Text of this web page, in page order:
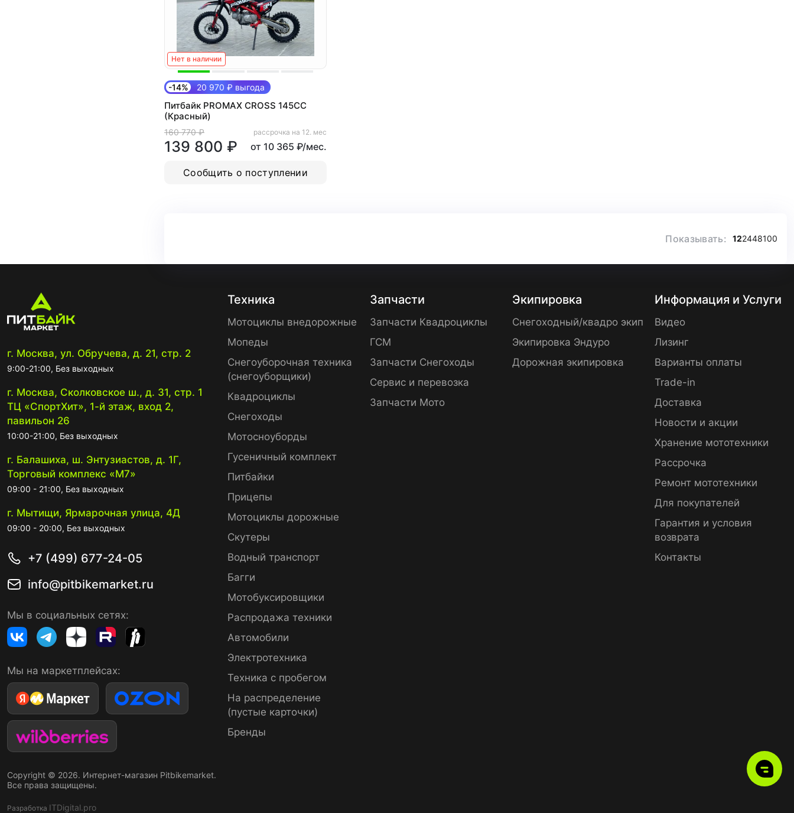
Нет в наличии
-14% 20 970 ₽ выгода
Питбайк PROMAX CROSS 145CC
(Красный)
160 770 ₽
139 800 ₽
рассрочка на 12. мес
от 10 365 ₽/мес.
Сообщить о поступлении
Показывать: 122448100
г. Москва, ул. Обручева, д. 21, стр. 2
9:00-21:00, Без выходных
г. Москва, Сколковское ш., д. 31, стр. 1
ТЦ «СпортХит», 1-й этаж, вход 2,
павильон 26
10:00-21:00, Без выходных
г. Балашиха, ш. Энтузиастов, д. 1Г,
Торговый комплекс «М7»
09:00 - 21:00, Без выходных
г. Мытищи, Ярмарочная улица, 4Д
09:00 - 20:00, Без выходных
+7 (499) 677-24-05
info@pitbikemarket.ru
Мы в социальных сетях:
Мы на маркетплейсах:
Copyright © 2026. Интернет-магазин Pitbikemarket.
Все права защищены.
Разработка ITDigital.pro
Техника
Мотоциклы внедорожные
Мопеды
Снегоуборочная техника
(снегоуборщики)
Квадроциклы
Снегоходы
Мотосноуборды
Гусеничный комплект
Питбайки
Прицепы
Мотоциклы дорожные
Скутеры
Водный транспорт
Багги
Мотобуксировщики
Распродажа техники
Автомобили
Электротехника
Техника с пробегом
На распределение
(пустые карточки)
Бренды
Запчасти
Запчасти Квадроциклы
ГСМ
Запчасти Снегоходы
Сервис и перевозка
Запчасти Мото
Экипировка
Снегоходный/квадро экип
Экипировка Эндуро
Дорожная экипировка
Информация и Услуги
Видео
Лизинг
Варианты оплаты
Trade-in
Доставка
Новости и акции
Хранение мототехники
Рассрочка
Ремонт мототехники
Для покупателей
Гарантия и условия
возврата
Контакты